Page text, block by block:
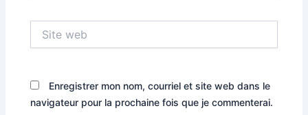
web
Enregistrer mon nom, courriel et site web dans le
navigateur pour la prochaine fois que je commenterai.